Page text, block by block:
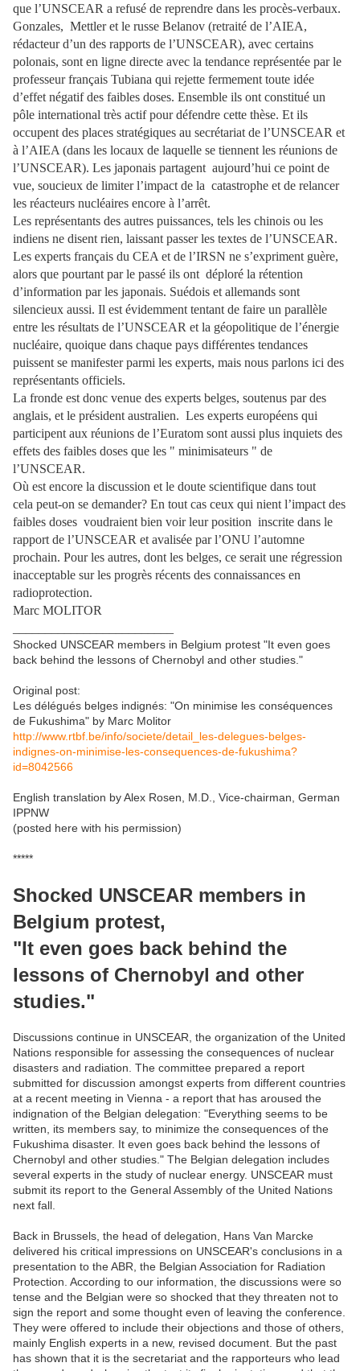
que l’UNSCEAR a refusé de reprendre dans les procès-verbaux.
Gonzales, Mettler et le russe Belanov (retraité de l’AIEA,
rédacteur d’un des rapports de l’UNSCEAR), avec certains
polonais, sont en ligne directe avec la tendance représentée par le
professeur français Tubiana qui rejette fermement toute idée
d’effet négatif des faibles doses. Ensemble ils ont constitué un
pôle international très actif pour défendre cette thèse. Et ils
occupent des places stratégiques au secrétariat de l’UNSCEAR et
à l’AIEA (dans les locaux de laquelle se tiennent les réunions de
l’UNSCEAR). Les japonais partagent aujourd’hui ce point de
vue, soucieux de limiter l’impact de la catastrophe et de relancer
les réacteurs nucléaires encore à l’arrêt.
Les représentants des autres puissances, tels les chinois ou les
indiens ne disent rien, laissant passer les textes de l’UNSCEAR.
Les experts français du CEA et de l’IRSN ne s’expriment guère,
alors que pourtant par le passé ils ont déploré la rétention
d’information par les japonais. Suédois et allemands sont
silencieux aussi. Il est évidemment tentant de faire un parallèle
entre les résultats de l’UNSCEAR et la géopolitique de l’énergie
nucléaire, quoique dans chaque pays différentes tendances
puissent se manifester parmi les experts, mais nous parlons ici des
représentants officiels.
La fronde est donc venue des experts belges, soutenus par des
anglais, et le président australien. Les experts européens qui
participent aux réunions de l’Euratom sont aussi plus inquiets des
effets des faibles doses que les " minimisateurs " de
l’UNSCEAR.
Où est encore la discussion et le doute scientifique dans tout
cela peut-on se demander? En tout cas ceux qui nient l’impact des
faibles doses voudraient bien voir leur position inscrite dans le
rapport de l’UNSCEAR et avalisée par l’ONU l’automne
prochain. Pour les autres, dont les belges, ce serait une régression
inacceptable sur les progrès récents des connaissances en
radioprotection.
Marc MOLITOR
Shocked UNSCEAR members in Belgium protest "It even goes
back behind the lessons of Chernobyl and other studies."
Original post:
Les délégués belges indignés: "On minimise les conséquences
de Fukushima" by Marc Molitor
http://www.rtbf.be/info/societe/detail_les-delegues-belges-
indignes-on-minimise-les-consequences-de-fukushima?
id=8042566
English translation by Alex Rosen, M.D., Vice-chairman, German
IPPNW
(posted here with his permission)
*****
Shocked UNSCEAR members in
Belgium protest,
"It even goes back behind the
lessons of Chernobyl and other
studies."
Discussions continue in UNSCEAR, the organization of the United
Nations responsible for assessing the consequences of nuclear
disasters and radiation. The committee prepared a report
submitted for discussion amongst experts from different countries
at a recent meeting in Vienna - a report that has aroused the
indignation of the Belgian delegation: "Everything seems to be
written, its members say, to minimize the consequences of the
Fukushima disaster. It even goes back behind the lessons of
Chernobyl and other studies." The Belgian delegation includes
several experts in the study of nuclear energy. UNSCEAR must
submit its report to the General Assembly of the United Nations
next fall.
Back in Brussels, the head of delegation, Hans Van Marcke
delivered his critical impressions on UNSCEAR's conclusions in a
presentation to the ABR, the Belgian Association for Radiation
Protection. According to our information, the discussions were so
tense and the Belgian were so shocked that they threaten not to
sign the report and some thought even of leaving the conference.
They were offered to include their objections and those of others,
mainly English experts in a new, revised document. But the past
has shown that it is the secretariat and the rapporteurs who lead